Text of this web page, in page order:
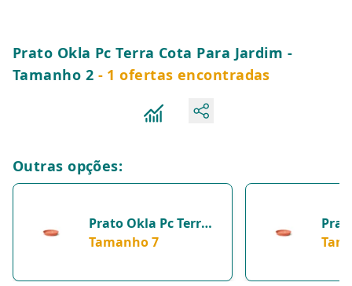
Prato Okla Pc Terra Cota Para Jardim -
Tamanho 2 - 1 ofertas encontradas
Outras opções:
Prato Okla Pc Terra
Cota Para Jardim -
Tamanho 7